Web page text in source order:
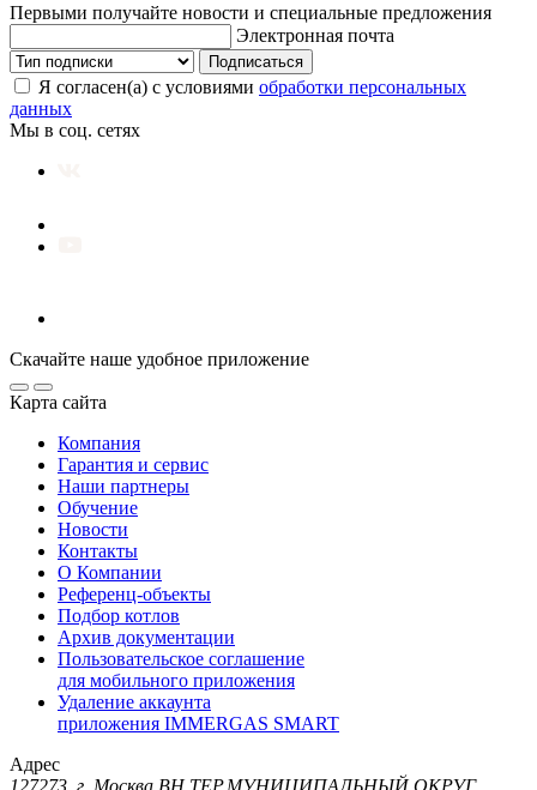
Первыми получайте новости и специальные предложения
Электронная почта
Подписаться
Я согласен(а) с условиями обработки персональных
данных
Мы в соц. сетях
Скачайте наше удобное приложение
Карта сайта
Компания
Гарантия и сервис
Наши партнеры
Обучение
Новости
Контакты
О Компании
Референц-объекты
Подбор котлов
Архив документации
Пользовательское соглашение
для мобильного приложения
Удаление аккаунта
приложения IMMERGAS SMART
Адрес
127273, г. Москва ВН.ТЕР.МУНИЦИПАЛЬНЫЙ ОКРУГ